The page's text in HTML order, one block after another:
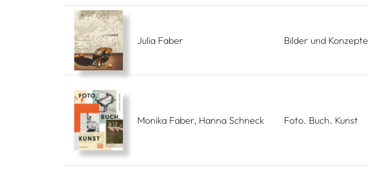
Julia Faber Bilder und Konzepte
Monika Faber, Hanna Schneck Foto. Buch. Kunst